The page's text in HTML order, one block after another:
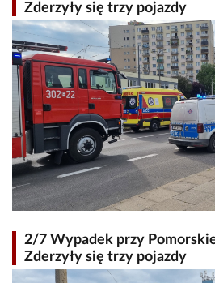
Zderzyły się trzy pojazdy
2/7 Wypadek przy
Zderzyły się trzy pojazdy